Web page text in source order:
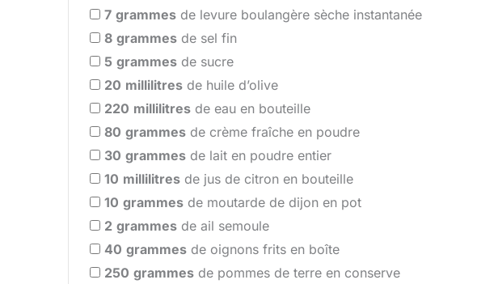
7 grammes de levure boulangère sèche instantanée
8 grammes de sel fin
5 grammes de sucre
20 millilitres de huile d’olive
220 millilitres de eau en bouteille
80 grammes de crème fraîche en poudre
30 grammes de lait en poudre entier
10 millilitres de jus de citron en bouteille
10 grammes de moutarde de dijon en pot
2 grammes de ail semoule
40 grammes de oignons frits en boîte
250 grammes de pommes de terre en conserve